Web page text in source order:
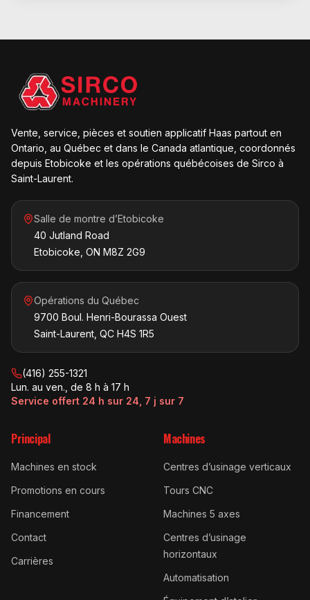
Vente, service, pièces et soutien applicatif Haas partout en
Ontario, au Québec et dans le Canada atlantique, coordonnés
depuis Etobicoke et les opérations québécoises de Sirco à
Saint-Laurent.
Salle de montre d’Etobicoke
40 Jutland Road
Etobicoke, ON M8Z 2G9
Opérations du Québec
9700 Boul. Henri-Bourassa Ouest
Saint-Laurent, QC H4S 1R5
(416) 255-1321
Lun. au ven., de 8 h à 17 h
Service offert 24 h sur 24, 7 j sur 7
Principal
Machines en stock
Promotions en cours
Financement
Contact
Carrières
Machines
Centres d’usinage verticaux
Tours CNC
Machines 5 axes
Centres d’usinage
horizontaux
Automatisation